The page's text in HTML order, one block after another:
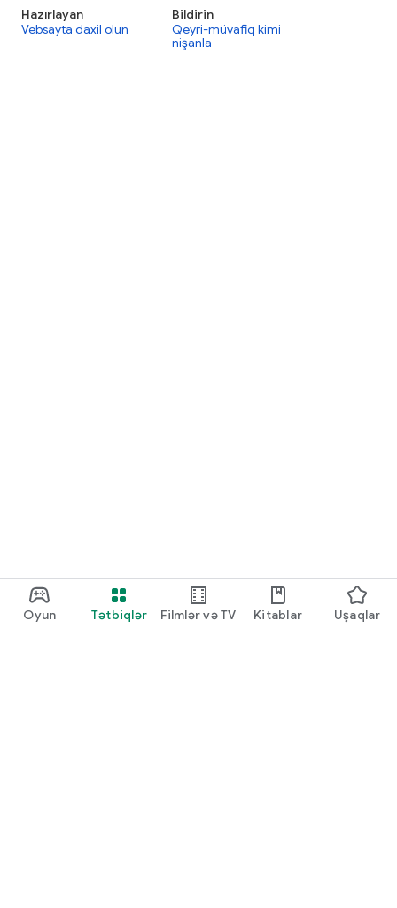
Oyun Tətbiqlər Filmlər və TV Kitablar Uşaqlar
Hazırlayan
Vebsayta daxil olun
Bildirin
Qeyri-müvafiq kimi
nişanla